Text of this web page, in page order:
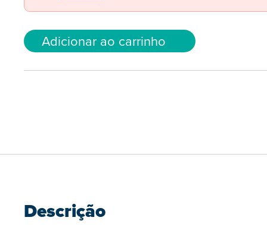
Adicionar ao carrinho
Descrição